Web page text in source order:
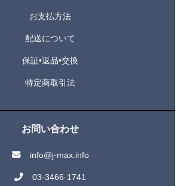
お支払方法
配送について
保証•返品•交換
特定商取引法
お問い合わせ
info@j-max.info
03-3466-1741